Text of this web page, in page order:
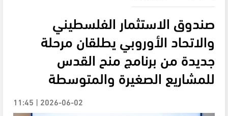
صندوق الاستثمار الفلسطيني
والاتحاد الأوروبي يطلقان مرحلة
جديدة من برنامج منح القدس
للمشاريع الصغيرة والمتوسطة
2026-06-02 | 11:45